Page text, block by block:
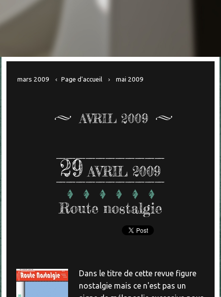
mars 2009 Page d'accueil mai 2009
AVRIL 2009
29 AVRIL 2009
Route nostalgie
Dans le titre de cette revue figure
nostalgie mais ce n'est pas un